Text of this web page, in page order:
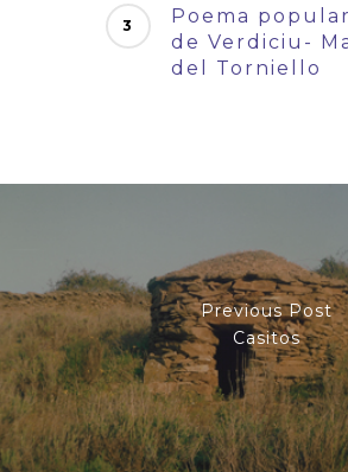
Poema
de Verdiciu-
del Torniello
Previous Post
Casitos